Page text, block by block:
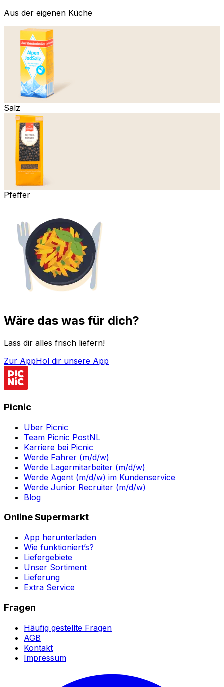
Aus der eigenen Küche
Salz
Pfeffer
Wäre das was für dich?
Lass dir alles frisch liefern!
Zur AppHol dir unsere App
Picnic
Über Picnic
Team Picnic PostNL
Karriere bei Picnic
Werde Fahrer (m/d/w)
Werde Lagermitarbeiter (m/d/w)
Werde Agent (m/d/w) im Kundenservice
Werde Junior Recruiter (m/d/w)
Blog
Online Supermarkt
App herunterladen
Wie funktioniert’s?
Liefergebiete
Unser Sortiment
Lieferung
Extra Service
Fragen
Häufig gestellte Fragen
AGB
Kontakt
Impressum